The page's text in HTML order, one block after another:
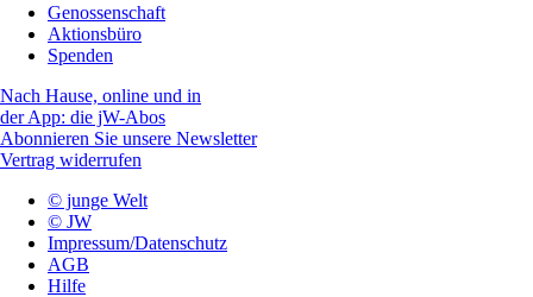
Genossenschaft
Aktionsbüro
Spenden
Nach Hause, online und in
der App: die jW-Abos
Abonnieren Sie unsere Newsletter
Vertrag widerrufen
© junge Welt
© JW
Impressum/Datenschutz
AGB
Hilfe